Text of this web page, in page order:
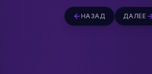
НАЗАД ДАЛЕЕ